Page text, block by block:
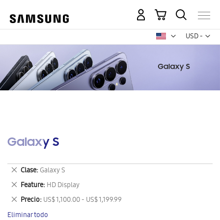
USD -
dólar
Mi carrito
Galaxy S
Clase Galaxy S
Eliminar
este
artículo
Feature HD Display
Eliminar
este
artículo
Precio US$ 1,100.00 - US$ 1,199.99
Eliminar
este
Eliminar todo